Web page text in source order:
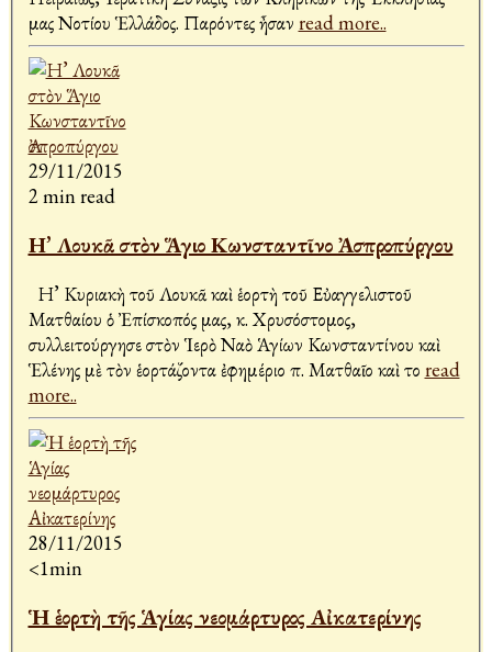
μας Νοτίου Ἑλλάδος. Παρόντες ἦσαν read more..
29/11/2015
2 min read
Η’ Λουκᾶ στὸν Ἅγιο Κωνσταντῖνο Ἀσπροπύργου
Η’ Κυριακὴ τοῦ Λουκᾶ καὶ ἑορτὴ τοῦ Εὐαγγελιστοῦ
Ματθαίου ὁ Ἐπίσκοπός μας, κ. Χρυσόστομος,
συλλειτούργησε στὸν Ἱερὸ Ναὸ Ἁγίων Κωνσταντίνου καὶ
Ἑλένης μὲ τὸν ἑορτάζοντα ἐφημέριο π. Ματθαῖο καὶ το read
more..
28/11/2015
<1min
Ἡ ἑορτὴ τῆς Ἁγίας νεομάρτυρος Αἰκατερίνης